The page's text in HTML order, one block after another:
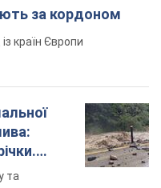
як
за кордоном
країн Європи